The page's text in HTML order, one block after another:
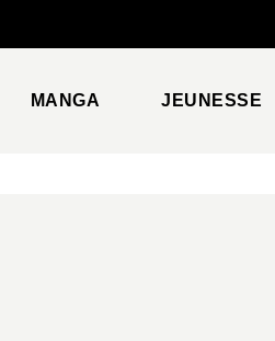
MANGA JEUNESSE